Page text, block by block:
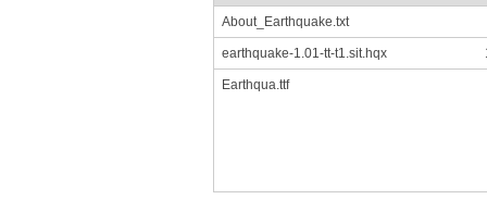
About_Earthquake.txt
earthquake-1.01-tt-t1.sit.hqx
Earthqua.ttf